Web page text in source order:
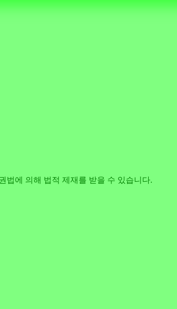
법에 의해 법적 제재를 받을 수 있습니다.